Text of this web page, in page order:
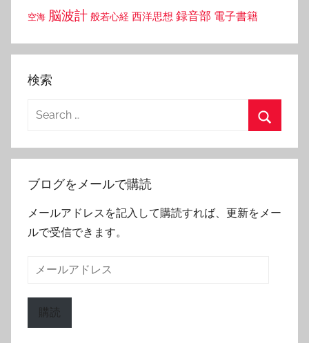
空海 脳波計 般若心経 西洋思想 録音部 電子書籍
検索
Search
ブログをメールで購読
メールアドレスを記入して購読すれば、更新をメー
ルで受信できます。
購読